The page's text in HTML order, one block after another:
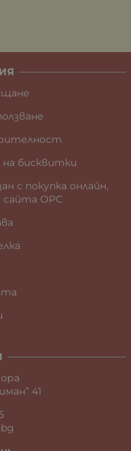
на бисквитки
с покупка онлайн,
сайта ОРС
41